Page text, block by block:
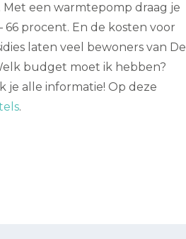
een warmtepomp draag je
procent. En de kosten voor
laten veel bewoners van De
budget moet ik hebben?
je alle informatie! Op deze
.